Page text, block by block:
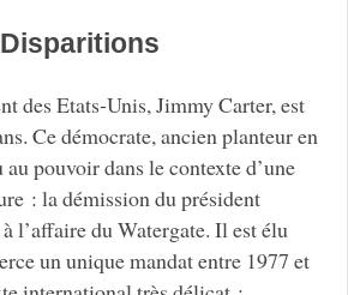
Disparitions
des Etats-Unis, Jimmy Carter, est
Ce démocrate, ancien planteur en
pouvoir dans le contexte d’une
: la démission du président
l’affaire du Watergate. Il est élu
un unique mandat entre 1977 et